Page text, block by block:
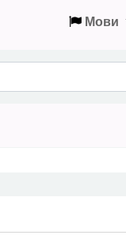
Мови